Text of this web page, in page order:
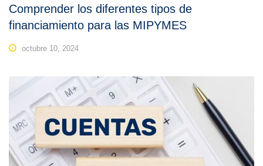
Comprender los diferentes tipos de
financiamiento para las MIPYMES
octubre 10, 2024